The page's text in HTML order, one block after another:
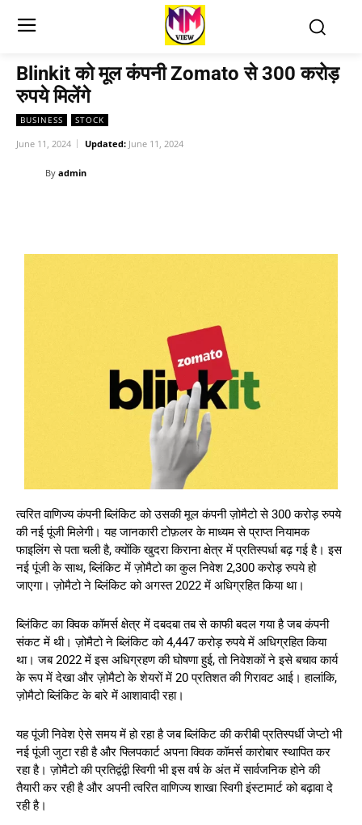
Blinkit को मूल कंपनी Zomato से 300 करोड़
रुपये मिलेंगे
BUSINESS STOCK
June 11, 2024 Updated: June 11, 2024
By admin
त्वरित वाणिज्य कंपनी ब्लिंकिट को उसकी मूल कंपनी ज़ोमैटो से 300 करोड़ रुपये
की नई पूंजी मिलेगी। यह जानकारी टोफ़लर के माध्यम से प्राप्त नियामक
फाइलिंग से पता चली है, क्योंकि खुदरा किराना क्षेत्र में प्रतिस्पर्धा बढ़ गई है। इस
नई पूंजी के साथ, ब्लिंकिट में ज़ोमैटो का कुल निवेश 2,300 करोड़ रुपये हो
जाएगा। ज़ोमैटो ने ब्लिंकिट को अगस्त 2022 में अधिग्रहित किया था।
ब्लिंकिट का क्विक कॉमर्स क्षेत्र में दबदबा तब से काफी बदल गया है जब कंपनी
संकट में थी। ज़ोमैटो ने ब्लिंकिट को 4,447 करोड़ रुपये में अधिग्रहित किया
था। जब 2022 में इस अधिग्रहण की घोषणा हुई, तो निवेशकों ने इसे बचाव कार्य
के रूप में देखा और ज़ोमैटो के शेयरों में 20 प्रतिशत की गिरावट आई। हालांकि,
ज़ोमैटो ब्लिंकिट के बारे में आशावादी रहा।
यह पूंजी निवेश ऐसे समय में हो रहा है जब ब्लिंकिट की करीबी प्रतिस्पर्धी जेप्टो भी
नई पूंजी जुटा रही है और फ्लिपकार्ट अपना क्विक कॉमर्स कारोबार स्थापित कर
रहा है। ज़ोमैटो की प्रतिद्वंद्वी स्विगी भी इस वर्ष के अंत में सार्वजनिक होने की
तैयारी कर रही है और अपनी त्वरित वाणिज्य शाखा स्विगी इंस्टामार्ट को बढ़ावा दे
रही है।